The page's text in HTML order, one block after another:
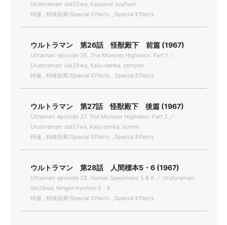
Urutoraman: dai25wa, Kaisuisei tsuifuon
特撮 , 特殊効果/Special Effects , Special Effects
ウルトラマン 第26話 怪獣殿下 前篇 (1967)
Ultraman: episode 26. The Monster Highness: Part 1 ／
Urutoraman: dai26wa, Kaiju denka. zempen
特撮 , 特殊効果/Special Effects , Special Effects
ウルトラマン 第27話 怪獣殿下 後篇 (1967)
Ultraman: episode 27. The Monster Highness: Part 2 ／
Urutoraman: dai27wa, Kaiju denka. kohen
特撮 , 特殊効果/Special Effects , Special Effects
ウルトラマン 第28話 人間標本5・6 (1967)
Ultraman: episode 28. Human Specimens 5 & 6 ／ Urutoraman:
dai28wa, Ningen hyohon 5・6
特撮 , 特殊効果/Special Effects , Special Effects